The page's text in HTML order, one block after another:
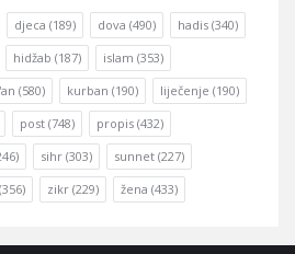
djeca (189) dova (490) hadis (340)
hidžab (187) islam (353)
(580) kurban (190) liječenje (190)
post (748) propis (432)
sihr (303) sunnet (227)
(356) zikr (229) žena (433)